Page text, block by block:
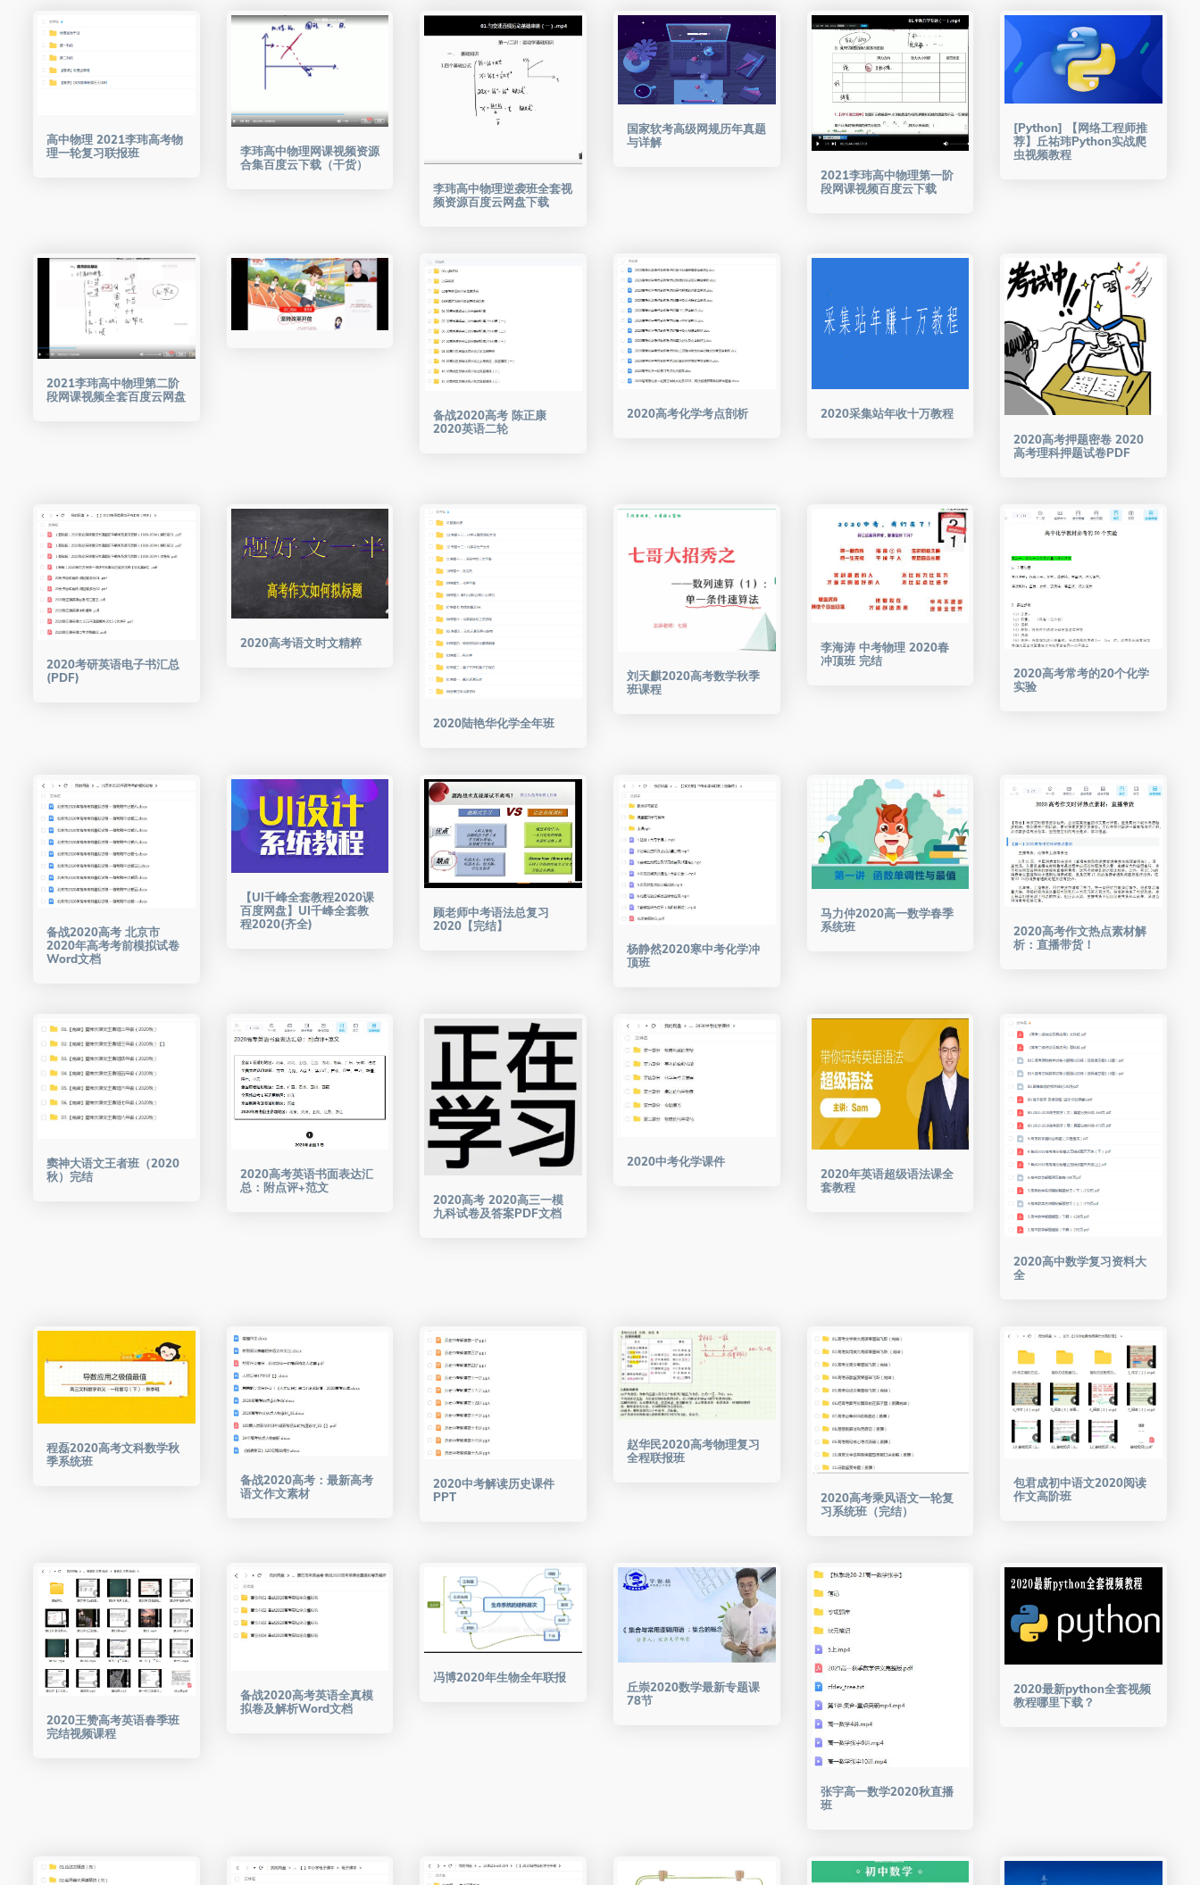
高中物理 2021李玮高考物
理一轮复习联报班
李玮高中物理网课视频资源
合集百度云下载（干货）
李玮高中物理逆袭班全套视
频资源百度云网盘下载
国家软考高级网规历年真题
与详解
2021李玮高中物理第一阶
段网课视频百度云下载
[Python] 【网络工程师推
荐】丘祐玮Python实战爬
虫视频教程
2021李玮高中物理第二阶
段网课视频全套百度云网盘
备战2020高考 陈正康
2020英语二轮
2020高考化学考点剖析
2020采集站年收十万教程
2020高考押题密卷 2020
高考理科押题试卷PDF
2020考研英语电子书汇总
(PDF)
2020高考语文时文精粹
2020陆艳华化学全年班
刘天麒2020高考数学秋季
班课程
李海涛 中考物理 2020春
冲顶班 完结
2020高考常考的20个化学
实验
备战2020高考 北京市
2020年高考考前模拟试卷
Word文档
【UI千峰全套教程2020课
百度网盘】UI千峰全套教
程2020(齐全)
顾老师中考语法总复习
2020【完结】
杨静然2020寒中考化学冲
顶班
马力仲2020高一数学春季
系统班
2020高考作文热点素材解
析：直播带货！
窦神大语文王者班（2020
秋）完结
2020高考英语书面表达汇
总：附点评+范文
2020高考 2020高三一模
九科试卷及答案PDF文档
2020中考化学课件
2020年英语超级语法课全
套教程
2020高中数学复习资料大
全
程磊2020高考文科数学秋
季系统班
备战2020高考：最新高考
语文作文素材
2020中考解读历史课件
PPT
赵华民2020高考物理复习
全程联报班
2020高考乘风语文一轮复
习系统班（完结）
包君成初中语文2020阅读
作文高阶班
2020王赞高考英语春季班
完结视频课程
备战2020高考英语全真模
拟卷及解析Word文档
冯博2020年生物全年联报
丘崇2020数学最新专题课
78节
张宇高一数学2020秋直播
班
2020最新python全套视频
教程哪里下载？